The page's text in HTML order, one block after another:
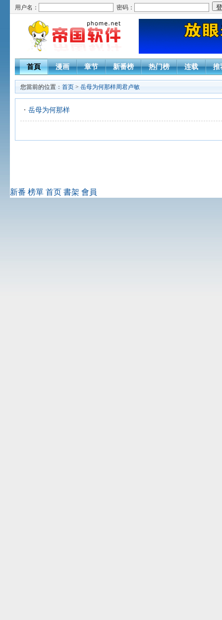
用户名： 密码：
首頁 漫画 章节 新番榜 热门榜 连载 推
您當前的位置： 首页 > 岳母为何那样周君卢敏
岳母为何那样
新番 榜單 首页 書架 會員